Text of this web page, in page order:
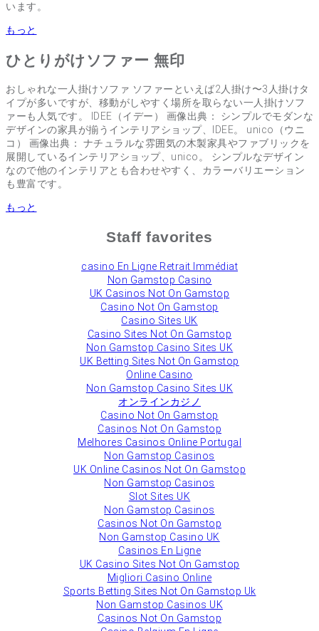
います。
もっと
ひとりがけソファー 無印
おしゃれな一人掛けソファ ソファーといえば2人掛け〜3人掛けタ
イプが多いですが、移動がしやすく場所を取らない一人掛けソフ
ァーも人気です。 IDEE（イデー） 画像出典： シンプルでモダンな
デザインの家具が揃うインテリアショップ、IDEE。 unico（ウニ
コ） 画像出典： ナチュラルな雰囲気の木製家具やファブリックを
展開しているインテリアショップ、unico。 シンプルなデザイン
なので他のインテリアとも合わせやすく、カラーバリエーション
も豊富です。
もっと
Staff favorites
сasino En Ligne Retrait Immédiat
Non Gamstop Casino
UK Casinos Not On Gamstop
Casino Not On Gamstop
Casino Sites UK
Casino Sites Not On Gamstop
Non Gamstop Casino Sites UK
UK Betting Sites Not On Gamstop
Online Casino
Non Gamstop Casino Sites UK
オンラインカジノ
Casino Not On Gamstop
Casinos Not On Gamstop
Melhores Casinos Online Portugal
Non Gamstop Casinos
UK Online Casinos Not On Gamstop
Non Gamstop Casinos
Slot Sites UK
Non Gamstop Casinos
Casinos Not On Gamstop
Non Gamstop Casino UK
Casinos En Ligne
UK Casino Sites Not On Gamstop
Migliori Casino Online
Sports Betting Sites Not On Gamstop Uk
Non Gamstop Casinos UK
Casinos Not On Gamstop